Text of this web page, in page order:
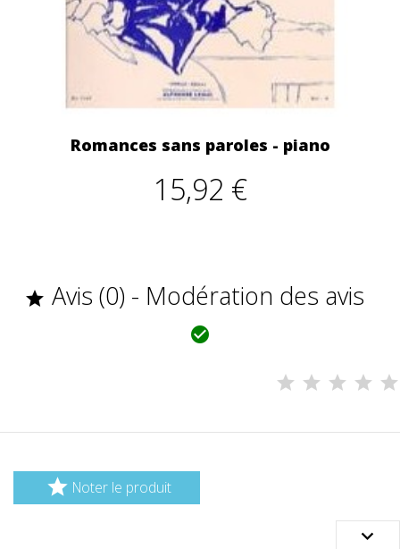
Romances sans paroles - piano
15,92 €
 Avis (0) - Modération des avis

 Noter le produit
